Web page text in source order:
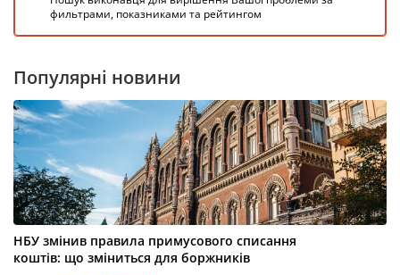
фильтрами, показниками та рейтингом
Популярні новини
НБУ змінив правила примусового списання
коштів: що зміниться для боржників